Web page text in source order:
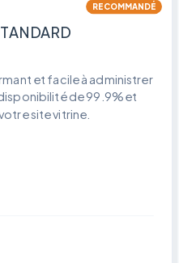
RECOMMANDÉ
et facile à administrer
de 99.9% et
site vitrine.